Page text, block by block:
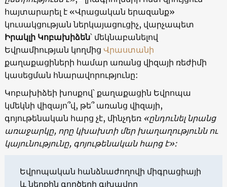
հայտարարել է «Վրացական երազանք»
կուսակցության ներկայացուցիչ, վարչապետ
Իրակլի Կոբախիձեն՝ մեկնաբանելով
Եվրամիության կողմից Վրաստանի
քաղաքացիների համար առանց վիզայի ռեժիմի
կասեցման հնարավորությունը:
Կոբախիձեի խոսքով՝ քաղաքացին Եվրոպա
կմեկնի վիզայո՞վ, թե՞ առանց վիզայի,
գոյութենական հարց չէ, մինչդեռ «ընդունել նրանց
առաջարկը, որը կխախտի մեր խաղաղությունն ու
կայունությունը, գոյութենական հարց է»:
Եվրոպական հանձնաժողովի միգրացիայի
և ներքին գործերի գլխավոր